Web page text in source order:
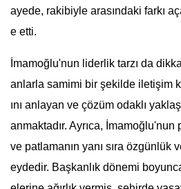
ayede, rakibiyle arasındaki farkı
e etti.
İmamoğlu'nun liderlik tarzı da
anlarla samimi bir şekilde iletişim
ını anlayan ve çözüm odaklı
anmaktadır. Ayrıca, İmamoğlu'nun
ve patlamanın yanı sıra özgünlük
eydedir. Başkanlık dönemi